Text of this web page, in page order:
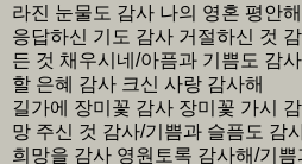
라진 눈물도 감사 나의 영혼 평안해
응답하신 기도 감사 거절하신 것
든 것 채우시네/아픔과 기쁨도 감
할 은혜 감사 크신 사랑 감사해
길가에 장미꽃 감사 장미꽃 가시
망 주신 것 감사/기쁨과 슬픔도 감
희망을 감사 영원토록 감사해/기